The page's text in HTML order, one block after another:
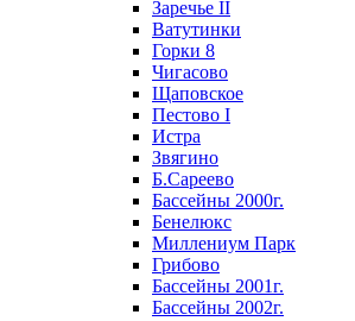
Заречье II
Ватутинки
Горки 8
Чигасово
Щаповское
Пестово I
Истра
Звягино
Б.Сареево
Бассейны 2000г.
Бенелюкс
Миллениум Парк
Грибово
Бассейны 2001г.
Бассейны 2002г.